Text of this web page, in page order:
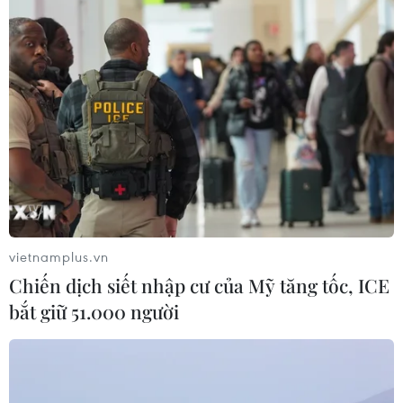
Nghệ An: OCOP đã có thương hiệu,
vì sao nông sản vẫn lo đầu ra?
08/08/2026 03:28
Quảng Trị quyết tâm bàn giao sớm
mặt bằng Dự án Nhà máy điện gió
LIG-Hướng Hóa 1
08/08/2026 02:33
Áp dụng "luồng xanh" cho nhà đầu
tư dự án hạ tầng công nghiệp phía
vietnamplus.vn
Chiến dịch siết nhập cư của Mỹ tăng tốc, ICE
bắt giữ 51.000 người